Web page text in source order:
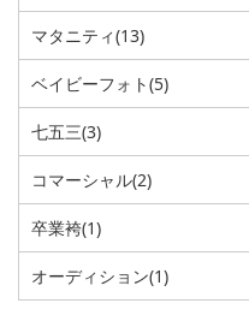
マタニティ(13)
ベイビーフォト(5)
七五三(3)
コマーシャル(2)
卒業袴(1)
オーディション(1)